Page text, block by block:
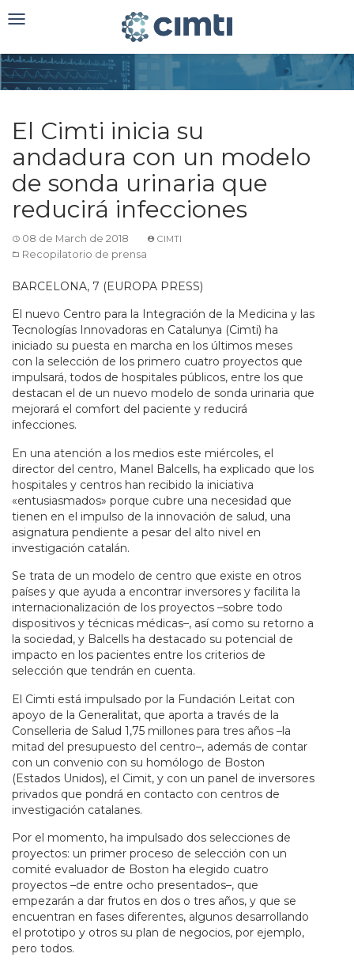
Toggle
El Cimti inicia su
andadura con un modelo
de sonda urinaria que
reducirá infecciones
08 de March de 2018 CIMTI
Recopilatorio de prensa
BARCELONA, 7 (EUROPA PRESS)
El nuevo Centro para la Integración de la Medicina y las
Tecnologías Innovadoras en Catalunya (Cimti) ha
iniciado su puesta en marcha en los últimos meses
con la selección de los primero cuatro proyectos que
impulsará, todos de hospitales públicos, entre los que
destacan el de un nuevo modelo de sonda urinaria que
mejorará el comfort del paciente y reducirá
infecciones.
En una atención a los medios este miércoles, el
director del centro, Manel Balcells, ha explicado que los
hospitales y centros han recibido la iniciativa
«entusiasmados» porque cubre una necesidad que
tienen en el impulso de la innovación de salud, una
asignatura pendiente a pesar del alto nivel en
investigación catalán.
Se trata de un modelo de centro que existe en otros
países y que ayuda a encontrar inversores y facilita la
internacionalización de los proyectos –sobre todo
dispositivos y técnicas médicas–, así como su retorno a
la sociedad, y Balcells ha destacado su potencial de
impacto en los pacientes entre los criterios de
selección que tendrán en cuenta.
El Cimti está impulsado por la Fundación Leitat con
apoyo de la Generalitat, que aporta a través de la
Conselleria de Salud 1,75 millones para tres años –la
mitad del presupuesto del centro–, además de contar
con un convenio con su homólogo de Boston
(Estados Unidos), el Cimit, y con un panel de inversores
privados que pondrá en contacto con centros de
investigación catalanes.
Por el momento, ha impulsado dos selecciones de
proyectos: un primer proceso de selección con un
comité evaluador de Boston ha elegido cuatro
proyectos –de entre ocho presentados–, que
empezarán a dar frutos en dos o tres años, y que se
encuentran en fases diferentes, algunos desarrollando
el prototipo y otros su plan de negocios, por ejemplo,
pero todos.